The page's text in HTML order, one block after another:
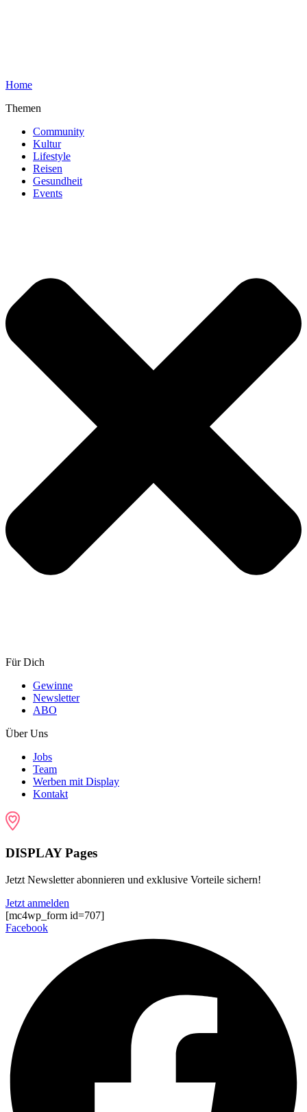
Home
Themen
Community
Kultur
Lifestyle
Reisen
Gesundheit
Events
Für Dich
Gewinne
Newsletter
ABO
Über Uns
Jobs
Team
Werben mit Display
Kontakt
DISPLAY Pages
Jetzt Newsletter abonnieren und exklusive Vorteile sichern!
Jetzt anmelden
[mc4wp_form id=707]
Facebook